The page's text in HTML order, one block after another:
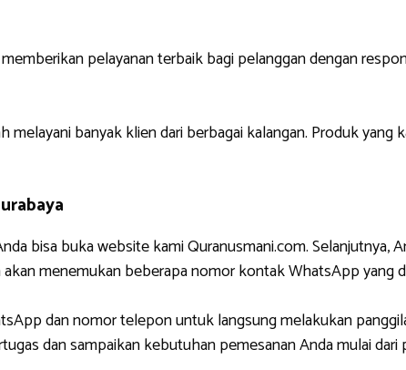
pelayanan terbaik bagi pelanggan dengan
banyak klien dari berbagai kalangan. Produk yang
bisa buka website kami Quranusmani.com. Selanjutnya,
menemukan beberapa nomor kontak WhatsApp yang
dan nomor telepon untuk langsung melakukan
dan sampaikan kebutuhan pemesanan Anda mulai dari